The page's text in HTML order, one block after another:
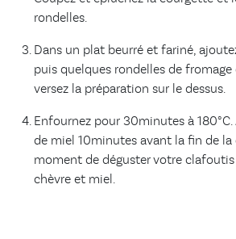
rondelles.
Dans un plat beurré et fariné,
puis quelques rondelles de fromage
versez la préparation sur le dessus.
Enfournez pour 30minutes à
de miel 10minutes avant la fin de la
moment de déguster votre
chèvre et miel.